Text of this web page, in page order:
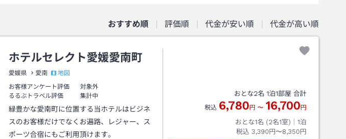
おすすめ順 評価順 代金が安い順 代金が高い順
ホテルセレクト愛媛愛南町
愛媛県 愛南
地図
お客様アンケート評価
対象外
るるぶトラベル評価
集計中
緑豊かな愛南町に位置する当ホテルはビジネ
スのお客様だけでなくお遍路、レジャー、ス
ポーツ合宿にもご利用頂けます。
おとな2名 1泊1部屋 合計
税込 6,780 円 〜 16,700 円
おとな1名 (2名1室)｜ 1泊
税込 3,390円〜8,350円